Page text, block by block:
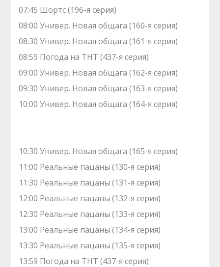
07:45 Шортс (196-я серия)
08:00 Универ. Новая общага (160-я серия)
08:30 Универ. Новая общага (161-я серия)
08:59 Погода на ТНТ (437-я серия)
09:00 Универ. Новая общага (162-я серия)
09:30 Универ. Новая общага (163-я серия)
10:00 Универ. Новая общага (164-я серия)
10:30 Универ. Новая общага (165-я серия)
11:00 Реальные пацаны (130-я серия)
11:30 Реальные пацаны (131-я серия)
12:00 Реальные пацаны (132-я серия)
12:30 Реальные пацаны (133-я серия)
13:00 Реальные пацаны (134-я серия)
13:30 Реальные пацаны (135-я серия)
13:59 Погода на ТНТ (437-я серия)